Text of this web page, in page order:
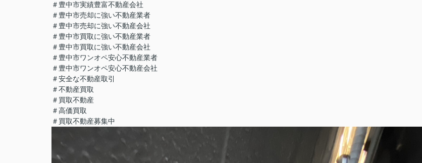
＃豊中市実績豊富不動産会社
＃豊中市売却に強い不動産業者
＃豊中市売却に強い不動産会社
＃豊中市買取に強い不動産業者
＃豊中市買取に強い不動産会社
＃豊中市ワンオペ安心不動産業者
＃豊中市ワンオペ安心不動産会社
＃安全な不動産取引
＃不動産買取
＃買取不動産
＃高価買取
＃買取不動産募集中